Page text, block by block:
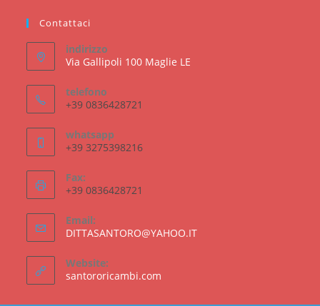
Contattaci
indirizzo
Via Gallipoli 100 Maglie LE
telefono
+39 0836428721
whatsapp
+39 3275398216
Fax:
+39 0836428721
Email:
DITTASANTORO@YAHOO.ITOpens
Website:
santororicambi.com